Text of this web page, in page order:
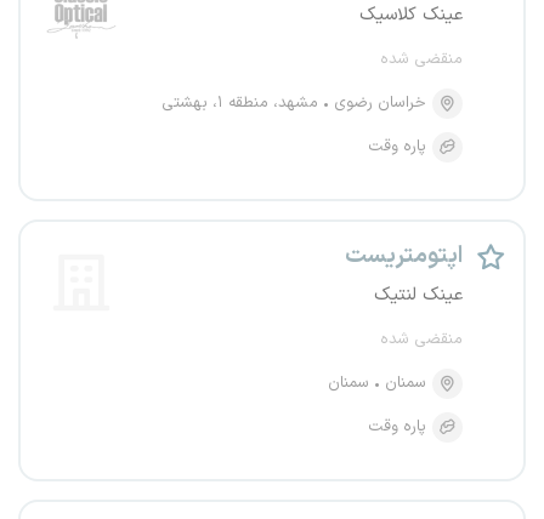
عینک کلاسیک
منقضی شده
خراسان رضوی
مشهد، منطقه ۱، بهشتی
پاره وقت
اپتومتریست
عینک لنتیک
منقضی شده
سمنان
سمنان
پاره وقت